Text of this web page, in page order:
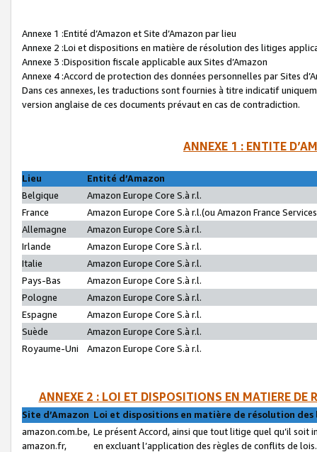
Annexe 1 :Entité d’Amazon et Site d’Amazon par lieu
Annexe 2 :Loi et dispositions en matière de résolution des litiges
Annexe 3 :Disposition fiscale applicable aux Sites d’Amazon
Annexe 4 :Accord de protection des données personnelles par Sites
Dans ces annexes, les traductions sont fournies à titre indicatif
version anglaise de ces documents prévaut en cas de contradiction.
ANNEXE 1 : ENTITE
Lieu
Entité d’Amazon
Belgique
Amazon Europe Core S.à r.l.
France
Amazon Europe Core S.à r.l.(ou Amazon France
Allemagne
Amazon Europe Core S.à r.l.
Irlande
Amazon Europe Core S.à r.l.
Italie
Amazon Europe Core S.à r.l.
Pays-Bas
Amazon Europe Core S.à r.l.
Pologne
Amazon Europe Core S.à r.l.
Espagne
Amazon Europe Core S.à r.l.
Suède
Amazon Europe Core S.à r.l.
Royaume-Uni
Amazon Europe Core S.à r.l.
ANNEXE 2 : LOI ET DISPOSITIONS EN MATIERE DE
Site d’Amazon Loi et dispositions en matière de résolution
amazon.com.be,
amazon.fr,
Le présent Accord, ainsi que tout litige quel qu’il soit
en excluant l’application des règles de conflits de